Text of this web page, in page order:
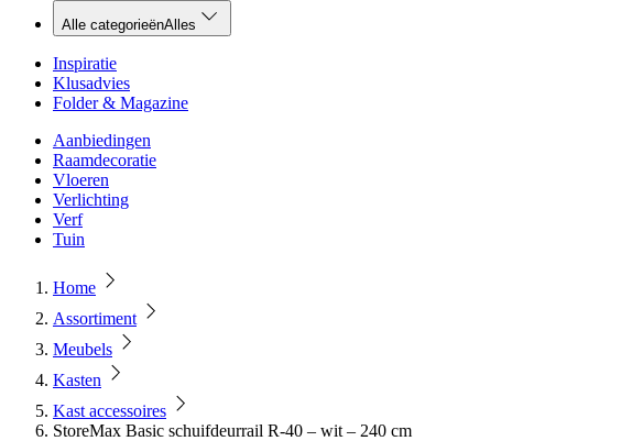
Alle categorieënAlles
Inspiratie
Klusadvies
Folder & Magazine
Aanbiedingen
Raamdecoratie
Vloeren
Verlichting
Verf
Tuin
Home
Assortiment
Meubels
Kasten
Kast accessoires
StoreMax Basic schuifdeurrail R-40 – wit – 240 cm